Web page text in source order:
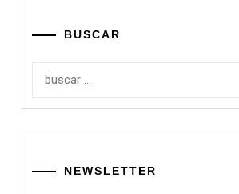
BUSCAR
NEWSLETTER